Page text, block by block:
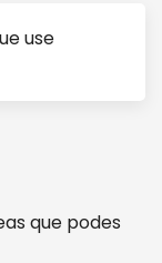
use
que podes